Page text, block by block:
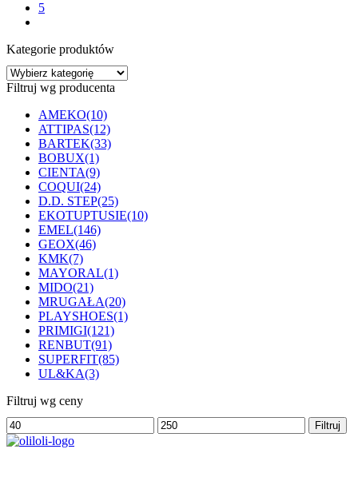
na
stronie
produktu
5
Kategorie produktów
Filtruj wg producenta
AMEKO(10)
ATTIPAS(12)
BARTEK(33)
BOBUX(1)
CIENTA(9)
COQUI(24)
D.D. STEP(25)
EKOTUPTUSIE(10)
EMEL(146)
GEOX(46)
KMK(7)
MAYORAL(1)
MIDO(21)
MRUGAŁA(20)
PLAYSHOES(1)
PRIMIGI(121)
RENBUT(91)
SUPERFIT(85)
UL&KA(3)
Filtruj wg ceny
Cena
min
Cena
max
Filtruj